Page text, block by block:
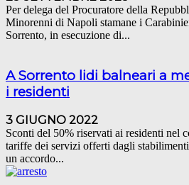
Per delega del Procuratore della
Minorenni di Napoli stamane i
Sorrento, in esecuzione di...
A Sorrento lidi balneari a
i residenti
3 GIUGNO 2022
Sconti del 50% riservati ai residenti nel
tariffe dei servizi offerti dagli
un accordo...